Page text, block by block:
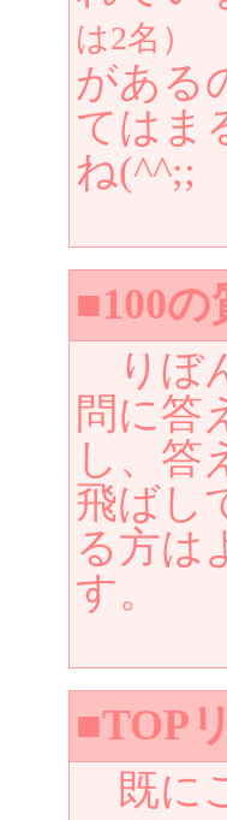
は2名）
がある
てはま
ね(^^;;
■100の
りぼ
問に答
し、答
飛ばし
る方は
す。
■TOP
既に